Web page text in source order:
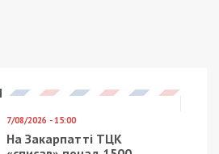
І це навіть без рішення
пенсійний вік в Україні?